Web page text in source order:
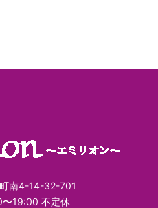
南4-14-32-701
19:00 不定休